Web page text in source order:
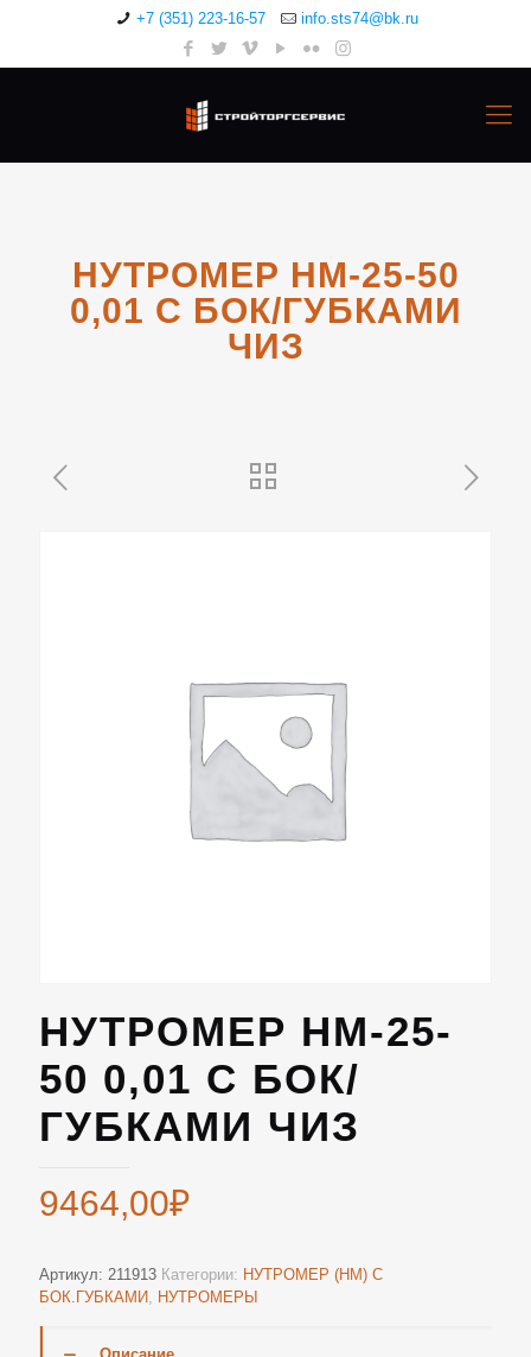
+7 (351) 223-16-57 info.sts74@bk.ru
НУТРОМЕР НМ-25-50
0,01 С БОК/ГУБКАМИ
ЧИЗ
НУТРОМЕР НМ-25-
50 0,01 С БОК/
ГУБКАМИ ЧИЗ
9464,00₽
Артикул: 211913 Категории: НУТРОМЕР (НМ) С
БОК.ГУБКАМИ, НУТРОМЕРЫ